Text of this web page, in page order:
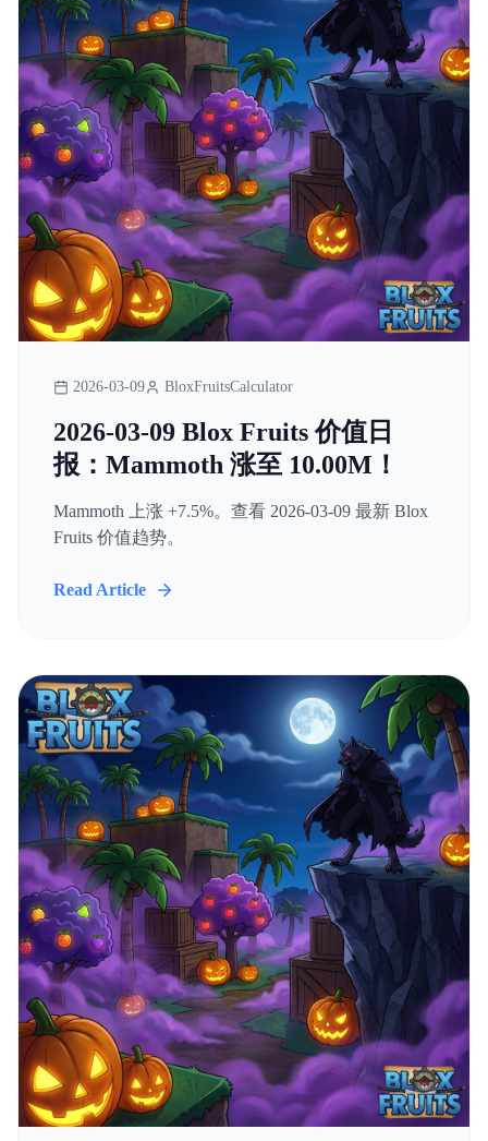
2026-03-09 BloxFruitsCalculator
2026-03-09 Blox Fruits 价值日
报：Mammoth 涨至 10.00M！
Mammoth 上涨 +7.5%。查看 2026-03-09 最新 Blox
Fruits 价值趋势。
Read Article